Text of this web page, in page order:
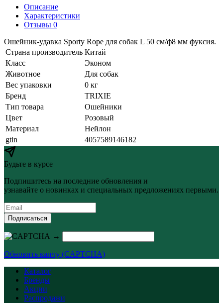
Описание
Характеристики
Отзывы 0
Ошейник-удавка Sporty Rope для собак L 50 см/ф8 мм фуксия.
Страна производитель Китай
Класс
Эконом
Животное
Для собак
Вес упаковки
0 кг
Бренд
TRIXIE
Тип товара
Ошейники
Цвет
Розовый
Материал
Нейлон
gtin
4057589146182
Будьте в курсе
Подпишитесь на последние обновления и
узнавайте о новинках и специальных предложениях первыми.
Подписаться
→
Обновить капчу (CAPTCHA)
Каталог
Бренды
Акции
Распродажи